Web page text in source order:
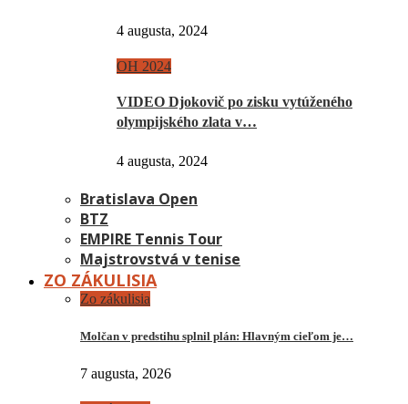
4 augusta, 2024
OH 2024
VIDEO Djokovič po zisku vytúženého
olympijského zlata v…
4 augusta, 2024
Bratislava Open
BTZ
EMPIRE Tennis Tour
Majstrovstvá v tenise
ZO ZÁKULISIA
Zo zákulisia
Molčan v predstihu splnil plán: Hlavným cieľom je…
7 augusta, 2026